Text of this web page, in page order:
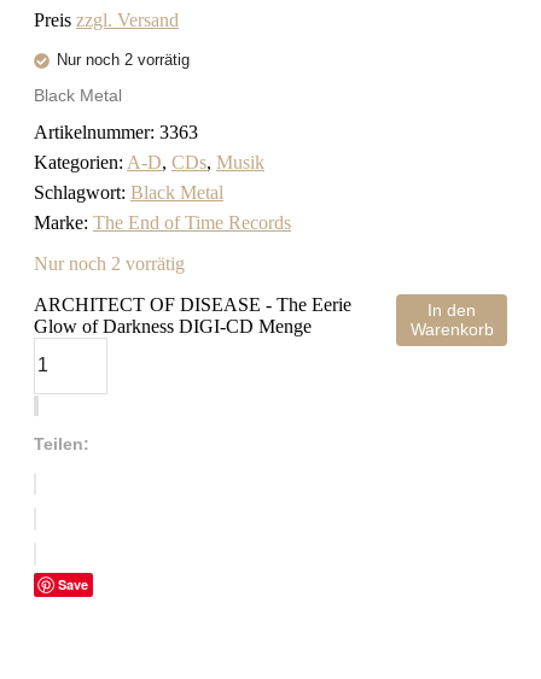
Preis zzgl. Versand
Nur noch 2 vorrätig
Black Metal
Artikelnummer: 3363
Kategorien: A-D, CDs, Musik
Schlagwort: Black Metal
Marke: The End of Time Records
Nur noch 2 vorrätig
ARCHITECT OF DISEASE - The Eerie
Glow of Darkness DIGI-CD Menge
In den
Warenkorb
Teilen:
Save